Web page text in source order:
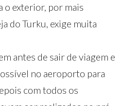
o exterior, por mais
do Turku, exige muita
antes de sair de viagem e
no aeroporto para
com todos os